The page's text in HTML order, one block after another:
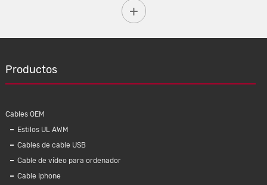
Productos
Cables OEM
Estilos UL AWM
Cables de cable USB
Cable de vídeo para ordenador
Cable Iphone